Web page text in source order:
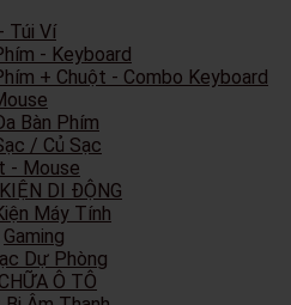
Túi Ví
- Keyboard
+ Chuột - Combo Keyboard
Bàn Phím
/ Củ Sạc
- Mouse
DI ĐỘNG
Máy Tính
Gaming
Dự Phòng
Ô TÔ